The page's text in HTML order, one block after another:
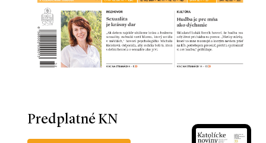
Predplatné KN